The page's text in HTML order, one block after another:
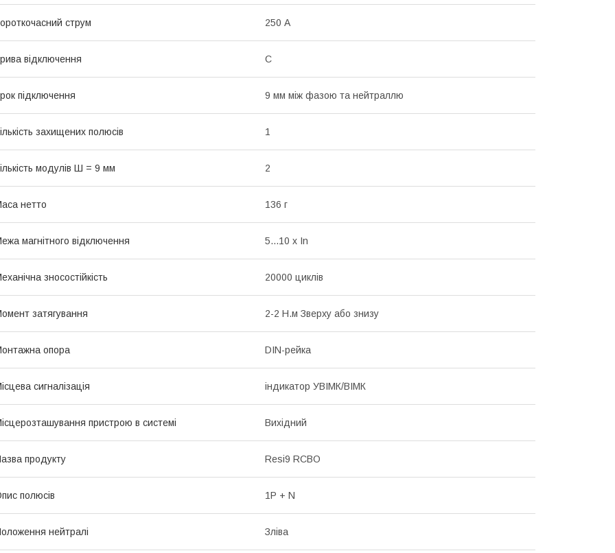
струм 250 А
відключення C
підключення 9 мм між фазою та нейтраллю
захищених полюсів 1
модулів Ш = 9 мм 2
нетто 136 г
магнітного відключення 5...10 x In
зносостійкість 20000 циклів
затягування 2-2 Н.м Зверху або знизу
опора DIN-рейка
сигналізація iндикатор УВІМК/ВІМК
пристрою в системі Вихідний
продукту Resi9 RCBO
полюсів 1P + N
нейтралі Зліва